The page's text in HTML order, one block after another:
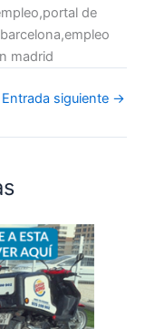
de
madrid
Entrada siguiente →